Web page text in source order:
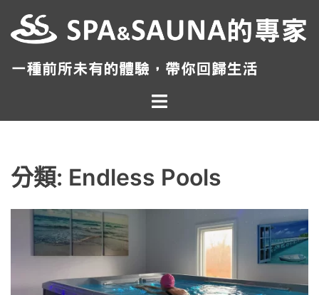
至
Toggle
menu
分類: Endless Pools